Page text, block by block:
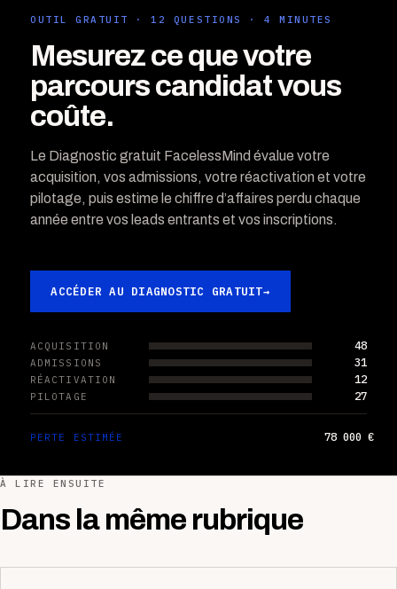
OUTIL GRATUIT · 12 QUESTIONS · 4 MINUTES
Mesurez ce que votre
parcours candidat vous
coûte.
Le Diagnostic gratuit FacelessMind évalue votre
acquisition, vos admissions, votre réactivation et votre
pilotage, puis estime le chiffre d’affaires perdu chaque
année entre vos leads entrants et vos inscriptions.
ACCÉDER AU DIAGNOSTIC GRATUIT→
ACQUISITION 48
ADMISSIONS 31
RÉACTIVATION 12
PILOTAGE 27
PERTE ESTIMÉE 78 000 €
À LIRE ENSUITE
Dans la même rubrique